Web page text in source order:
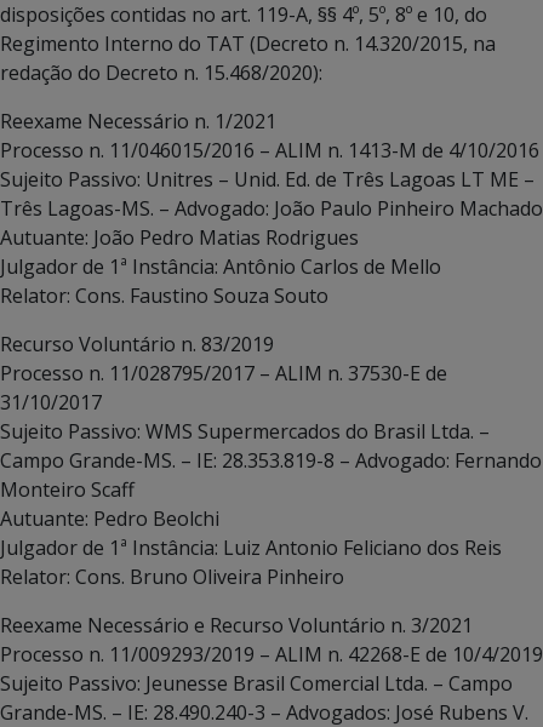
disposições contidas no art. 119-A, §§ 4º, 5º, 8º e 10, do
Regimento Interno do TAT (Decreto n. 14.320/2015, na
redação do Decreto n. 15.468/2020):
Reexame Necessário n. 1/2021
Processo n. 11/046015/2016 – ALIM n. 1413-M de 4/10/2016
Sujeito Passivo: Unitres – Unid. Ed. de Três Lagoas LT ME –
Três Lagoas-MS. – Advogado: João Paulo Pinheiro Machado
Autuante: João Pedro Matias Rodrigues
Julgador de 1ª Instância: Antônio Carlos de Mello
Relator: Cons. Faustino Souza Souto
Recurso Voluntário n. 83/2019
Processo n. 11/028795/2017 – ALIM n. 37530-E de
31/10/2017
Sujeito Passivo: WMS Supermercados do Brasil Ltda. –
Campo Grande-MS. – IE: 28.353.819-8 – Advogado: Fernando
Monteiro Scaff
Autuante: Pedro Beolchi
Julgador de 1ª Instância: Luiz Antonio Feliciano dos Reis
Relator: Cons. Bruno Oliveira Pinheiro
Reexame Necessário e Recurso Voluntário n. 3/2021
Processo n. 11/009293/2019 – ALIM n. 42268-E de 10/4/2019
Sujeito Passivo: Jeunesse Brasil Comercial Ltda. – Campo
Grande-MS. – IE: 28.490.240-3 – Advogados: José Rubens V.